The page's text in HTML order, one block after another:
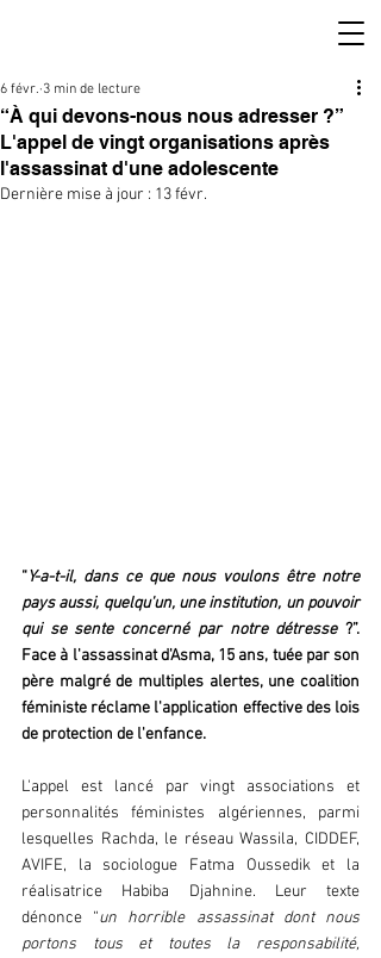
“À qui devons-nous nous adresser ?”
L'appel de vingt organisations après
l'assassinat d'une adolescente
6 févr. 3 min de lecture
Dernière mise à jour : 13 févr.
“Y-a-t-il, dans ce que nous voulons être notre
pays aussi, quelqu'un, une institution, un pouvoir
qui se sente concerné par notre détresse ?”.
Face à l'assassinat d'Asma, 15 ans, tuée par son
père malgré de multiples alertes, une coalition
féministe réclame l'application effective des lois
de protection de l'enfance.
L'appel est lancé par vingt associations et
personnalités féministes algériennes, parmi
lesquelles Rachda, le réseau Wassila, CIDDEF,
AVIFE, la sociologue Fatma Oussedik et la
réalisatrice Habiba Djahnine. Leur texte
dénonce “un horrible assassinat dont nous
portons tous et toutes la responsabilité,